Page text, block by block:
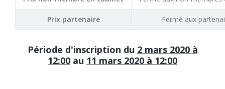
Prix partenaire Fermé aux
Période d'inscription du 2 mars 2020 à
12:00 au 11 mars 2020 à 12:00